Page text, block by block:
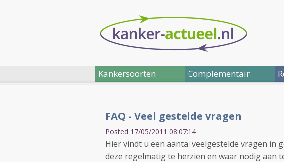
Kankersoorten Complementair
FAQ - Veel gestelde vragen
Posted 17/05/2011 08:07:14
Hier vindt u een aantal veelgestelde vragen in
deze regelmatig te herzien en waar nodig aan